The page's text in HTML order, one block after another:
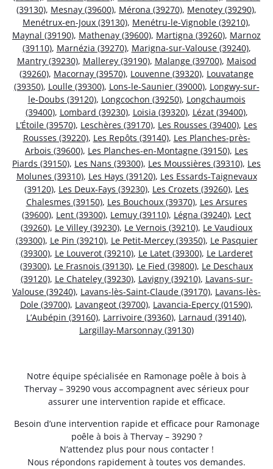
(39130), Mesnay (39600), Mérona (39270), Menotey (39290),
Menétrux-en-Joux (39130), Menétru-le-Vignoble (39210),
Maynal (39190), Mathenay (39600), Martigna (39260), Marnoz
(39110), Marnézia (39270), Marigna-sur-Valouse (39240),
Mantry (39230), Mallerey (39190), Malange (39700), Maisod
(39260), Macornay (39570), Louvenne (39320), Louvatange
(39350), Loulle (39300), Lons-le-Saunier (39000), Longwy-sur-
le-Doubs (39120), Longcochon (39250), Longchaumois
(39400), Lombard (39230), Loisia (39320), Lézat (39400),
L’Étoile (39570), Leschères (39170), Les Rousses (39400), Les
Rousses (39220), Les Repôts (39140), Les Planches-près-
Arbois (39600), Les Planches-en-Montagne (39150), Les
Piards (39150), Les Nans (39300), Les Moussières (39310), Les
Molunes (39310), Les Hays (39120), Les Essards-Taignevaux
(39120), Les Deux-Fays (39230), Les Crozets (39260), Les
Chalesmes (39150), Les Bouchoux (39370), Les Arsures
(39600), Lent (39300), Lemuy (39110), Légna (39240), Lect
(39260), Le Villey (39230), Le Vernois (39210), Le Vaudioux
(39300), Le Pin (39210), Le Petit-Mercey (39350), Le Pasquier
(39300), Le Louverot (39210), Le Latet (39300), Le Larderet
(39300), Le Frasnois (39130), Le Fied (39800), Le Deschaux
(39120), Le Chateley (39230), Lavigny (39210), Lavans-sur-
Valouse (39240), Lavans-lès-Saint-Claude (39170), Lavans-lès-
Dole (39700), Lavangeot (39700), Lavancia-Epercy (01590),
L’Aubépin (39160), Larrivoire (39360), Larnaud (39140),
Largillay-Marsonnay (39130)
Notre équipe spécialisée en Ramonage poêle à bois à
Thervay – 39290 vous accompagnent avec sérieux pour
assurer une intervention rapide et efficace.
Besoin d’une intervention rapide et efficace pour Ramonage
poêle à bois à Thervay – 39290 ?
N’attendez plus pour nous contacter !
Nous répondons rapidement à toutes vos demandes.